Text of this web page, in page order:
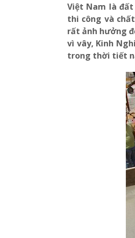
Việt Nam là
thi công và
rất ảnh hưởng
vì vây, Kinh
trong thời tiết